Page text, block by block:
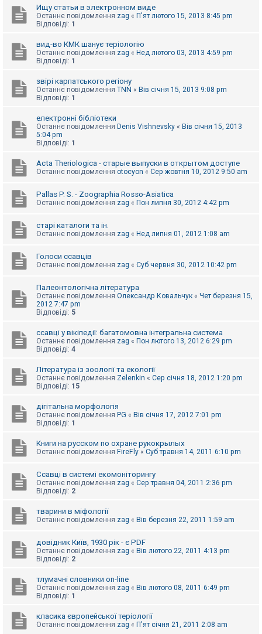
м
ш
о
а
Ищу статьи в электронном виде
Останнє повідомлення zag « П'ят лютого 15, 2013 8:45 pm
Відповіді: 1
вид-во КМК шанує теріологію
Останнє повідомлення zag « Нед лютого 03, 2013 4:59 pm
Відповіді: 1
звірі карпатського регіону
Останнє повідомлення TNN « Вів січня 15, 2013 9:08 pm
Відповіді: 1
електронні бібліотеки
Останнє повідомлення Denis Vishnevsky « Вів січня 15, 2013
5:04 pm
Відповіді: 1
Acta Theriologica - старые выпуски в открытом доступе
Останнє повідомлення otocyon « Сер жовтня 10, 2012 9:50 am
Pallas P. S. - Zoographia Rosso-Asiatica
Останнє повідомлення zag « Пон липня 30, 2012 4:42 pm
старі каталоги та ін.
Останнє повідомлення zag « Нед липня 01, 2012 1:08 am
Голоси ссавців
Останнє повідомлення zag « Суб червня 30, 2012 10:42 pm
Палеонтологічна література
Останнє повідомлення Олександр Ковальчук « Чет березня 15,
2012 7:47 pm
Відповіді: 5
ссавці у вікіпедії: багатомовна інтегральна система
Останнє повідомлення zag « Пон лютого 13, 2012 6:29 pm
Відповіді: 4
Література із зоології та екології
Останнє повідомлення Zelenkin « Сер січня 18, 2012 1:20 pm
Відповіді: 15
дігітальна морфологія
Останнє повідомлення PG « Вів січня 17, 2012 7:01 pm
Відповіді: 1
Книги на русском по охране рукокрылых
Останнє повідомлення FireFly « Суб травня 14, 2011 6:10 pm
Ссавці в системі екомоніторингу
Останнє повідомлення zag « Сер травня 04, 2011 2:36 pm
Відповіді: 2
тварини в міфології
Останнє повідомлення zag « Вів березня 22, 2011 1:59 am
довідник Київ, 1930 рік - є PDF
Останнє повідомлення zag « Вів лютого 22, 2011 4:13 pm
Відповіді: 2
тлумачні словники on-line
Останнє повідомлення zag « Вів лютого 08, 2011 6:49 pm
Відповіді: 1
класика європейської теріології
Останнє повідомлення zag « П'ят січня 21, 2011 2:08 am